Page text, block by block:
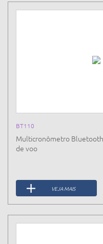
BT110
Multicronômetro
de voo
VEJA MAIS